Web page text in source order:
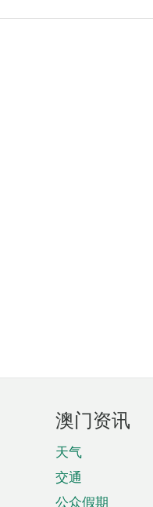
澳门资讯
天气
交通
公众假期